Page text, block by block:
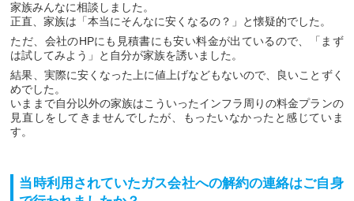
家族みんなに相談しました。
正直、家族は「本当にそんなに安くなるの？」と懐疑的でした。
ただ、会社のHPにも見積書にも安い料金が出ているので、「まず
は試してみよう」と自分が家族を誘いました。
結果、実際に安くなった上に値上げなどもないので、良いことずく
めでした。
いままで自分以外の家族はこういったインフラ周りの料金プランの
見直しをしてきませんでしたが、もったいなかったと感じていま
す。
当時利用されていたガス会社への解約の連絡はご自身